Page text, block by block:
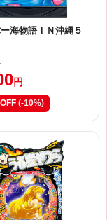
海物語ＩＮ沖縄５
円
(-10%)